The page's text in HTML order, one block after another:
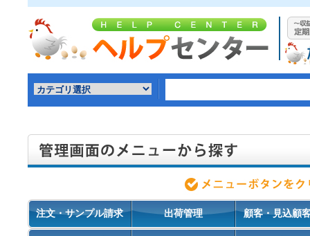
注文・サンプル請求 出荷管理 顧客・見込顧